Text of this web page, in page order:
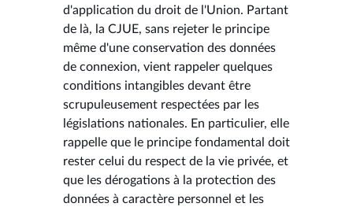
d'application du droit de l'Union. Partant
de là, la CJUE, sans rejeter le principe
même d'une conservation des données
de connexion, vient rappeler quelques
conditions intangibles devant être
scrupuleusement respectées par les
législations nationales. En particulier, elle
rappelle que le principe fondamental doit
rester celui du respect de la vie privée, et
que les dérogations à la protection des
données à caractère personnel et les